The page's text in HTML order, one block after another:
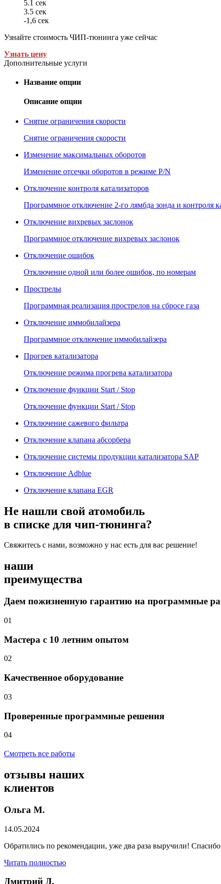
5.1 сек
3.5 сек
-1,6 сек
Узнайте стоимость ЧИП-тюнинга уже сейчас
Узнать цену
Дополнительные услуги
Название опции
Описание опции
Снятие ограничения скорости
Снятие ограничения скорости
Изменение максимальных оборотов
Изменение отсечки оборотов в режиме P/N
Отключение контроля катализаторов
Программное отключение 2-го лямбда зонда и контроля
Отключение вихревых заслонок
Программное отключение вихревых заслонок
Отключение ошибок
Отключение одной или более ошибок, по номерам
Прострелы
Программная реализация прострелов на сбросе газа
Отключение иммобилайзера
Программное отключение иммобилайзера
Прогрев катализатора
Отключение режима прогрева катализатора
Отключение функции Start / Stop
Отключение функции Start / Stop
Отключение сажевого фильтра
Отключение клапана абсорбера
Отключение системы продукции катализатора SAP
Отключение Adblue
Отключение клапана EGR
Не нашли свой атомобиль
в списке для чип-тюнинга?
Свяжитесь с нами, возможно у нас есть для вас решение!
наши
преимущества
Даем пожизненную гарантию на программные
01
Мастера с 10 летним опытом
02
Качественное оборудование
03
Проверенные программные решения
04
Смотреть все работы
отзывы наших
клиентов
Ольга М.
14.05.2024
Обратились по рекомендации, уже два раза выручили!
Читать полностью
Дмитрий Д.